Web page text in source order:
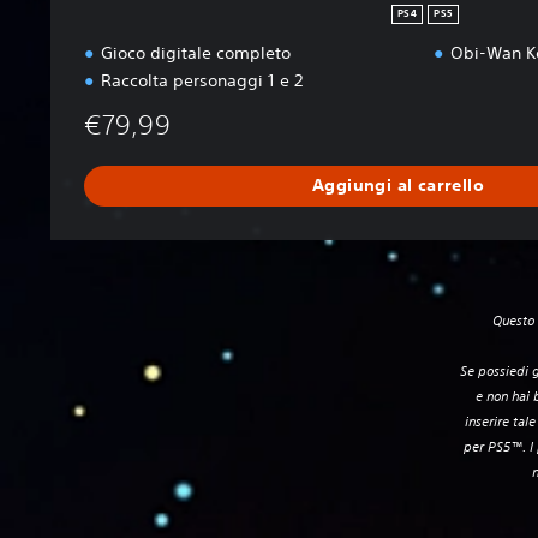
PS4 PS5
Gioco digitale completo
Raccolta personaggi 1 e 2
Obi-Wan
€79,99
Aggiungi al carrello
Se possiedi
e non hai
inserire
per PS5™. I